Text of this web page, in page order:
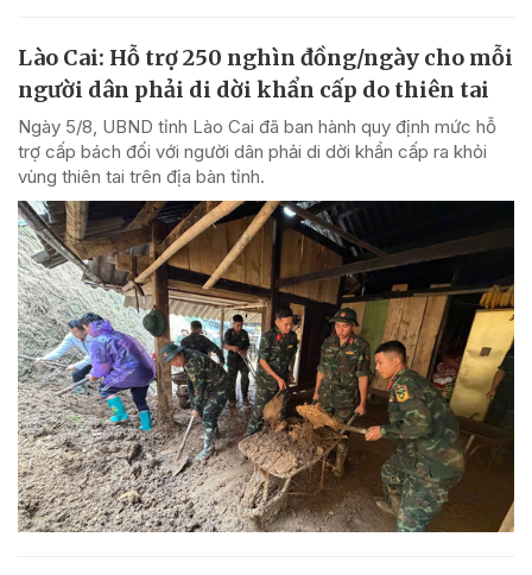
Lào Cai: Hỗ trợ 250 nghìn đồng/ngày cho mỗi
người dân phải di dời khẩn cấp do thiên tai
Ngày 5/8, UBND tỉnh Lào Cai đã ban hành quy định mức hỗ
trợ cấp bách đối với người dân phải di dời khẩn cấp ra khỏi
vùng thiên tai trên địa bàn tỉnh.